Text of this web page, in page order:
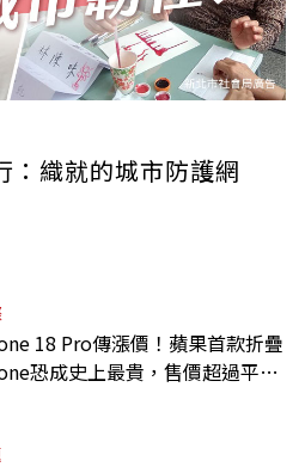
：織就的城市防護網
18 Pro傳漲價！蘋果首款折疊
恐成史上最貴，售價超過平均